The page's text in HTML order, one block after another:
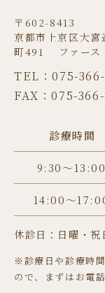
〒602-8413
京都市上京区大
町491 ファース
TEL：075-
FAX：075-
診療時間
9:30〜13:00
14:00〜
休診日：日曜・祝
※診療日や診療時
ので、まずはお電